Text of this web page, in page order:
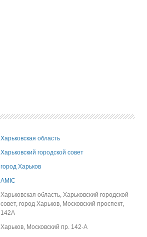
Харьковская область
Харьковский городской совет
город Харьков
AMIC
Харьковская область, Харьковский городской
совет, город Харьков, Московский проспект,
142А
Харьков, Московский пр. 142-А